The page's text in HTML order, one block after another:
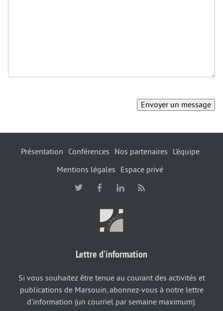
Présentation Conférences Nos partenaires
L’équipe
Mentions légales
Espace privé
Lettre d’information
Si vous souhaitez être tenue au courant des activités et
publications de Marsouin, abonnez-vous à notre lettre
d’information (un courriel par semaine maximum).